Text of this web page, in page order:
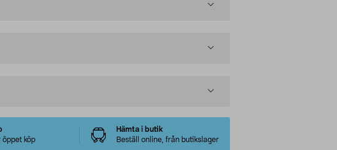
köp
Hämta i butik
Beställ online, från butikslager